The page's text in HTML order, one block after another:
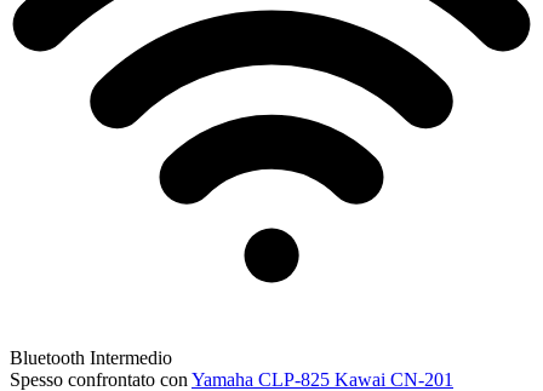
Bluetooth Intermedio
Spesso confrontato con Yamaha CLP-825 Kawai CN-201